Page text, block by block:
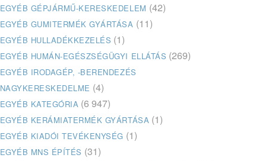
EGYÉB GÉPJÁRMŰ-KERESKEDELEM (42)
EGYÉB GUMITERMÉK GYÁRTÁSA (11)
EGYÉB HULLADÉKKEZELÉS (1)
EGYÉB HUMÁN-EGÉSZSÉGÜGYI ELLÁTÁS (269)
EGYÉB IRODAGÉP, -BERENDEZÉS
NAGYKERESKEDELME (4)
EGYÉB KATEGÓRIA (6 947)
EGYÉB KERÁMIATERMÉK GYÁRTÁSA (1)
EGYÉB KIADÓI TEVÉKENYSÉG (1)
EGYÉB MNS ÉPÍTÉS (31)